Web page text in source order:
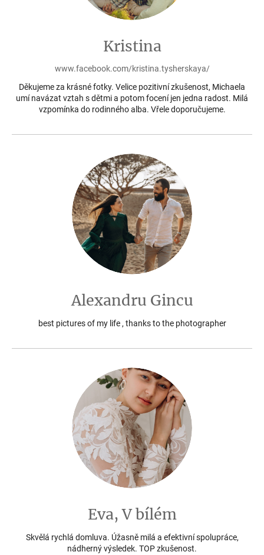
Kristina
www.facebook.com/kristina.tysherskaya/
Děkujeme za krásné fotky. Velice pozitivní zkušenost, Michaela
umí navázat vztah s dětmi a potom focení jen jedna radost. Milá
vzpomínka do rodinného alba. Vřele doporučujeme.
Alexandru Gincu
best pictures of my life , thanks to the photographer
Eva, V bílém
Skvělá rychlá domluva. Úžasně milá a efektivní spolupráce,
nádherný výsledek. TOP zkušenost.